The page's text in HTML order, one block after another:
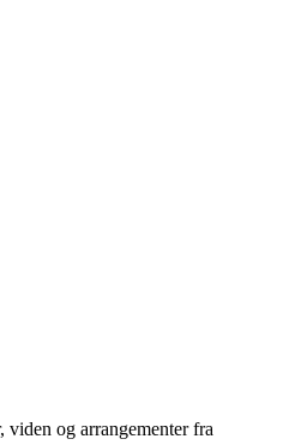
viden og arrangementer fra